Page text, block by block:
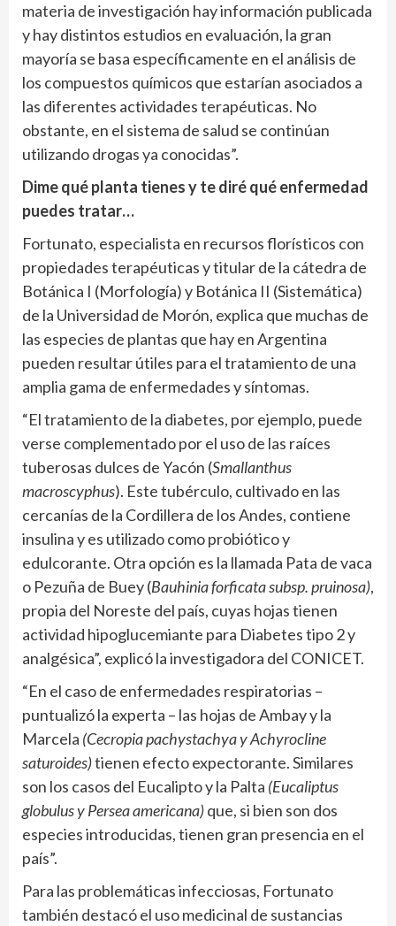
materia de investigación hay información publicada
y hay distintos estudios en evaluación, la gran
mayoría se basa específicamente en el análisis de
los compuestos químicos que estarían asociados a
las diferentes actividades terapéuticas. No
obstante, en el sistema de salud se continúan
utilizando drogas ya conocidas”.
Dime qué planta tienes y te diré qué enfermedad
puedes tratar…
Fortunato, especialista en recursos florísticos con
propiedades terapéuticas y titular de la cátedra de
Botánica I (Morfología) y Botánica II (Sistemática)
de la Universidad de Morón, explica que muchas de
las especies de plantas que hay en Argentina
pueden resultar útiles para el tratamiento de una
amplia gama de enfermedades y síntomas.
“El tratamiento de la diabetes, por ejemplo, puede
verse complementado por el uso de las raíces
tuberosas dulces de Yacón (Smallanthus
macroscyphus). Este tubérculo, cultivado en las
cercanías de la Cordillera de los Andes, contiene
insulina y es utilizado como probiótico y
edulcorante. Otra opción es la llamada Pata de vaca
o Pezuña de Buey (Bauhinia forficata subsp. pruinosa),
propia del Noreste del país, cuyas hojas tienen
actividad hipoglucemiante para Diabetes tipo 2 y
analgésica”, explicó la investigadora del CONICET.
“En el caso de enfermedades respiratorias –
puntualizó la experta – las hojas de Ambay y la
Marcela (Cecropia pachystachya y Achyrocline
saturoides)tienen efecto expectorante. Similares
son los casos del Eucalipto y la Palta (Eucaliptus
globulus y Persea americana)que, si bien son dos
especies introducidas, tienen gran presencia en el
país”.
Para las problemáticas infecciosas, Fortunato
también destacó el uso medicinal de sustancias